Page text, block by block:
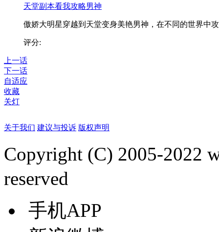
天堂副本看我攻略男神
傲娇大明星穿越到天堂变身美艳男神，在不同的世界中
评分:
上一话
下一话
自适应
收藏
关灯
关于我们 建议与投诉 版权声明
Copyright (C) 2005-2022
reserved
手机APP